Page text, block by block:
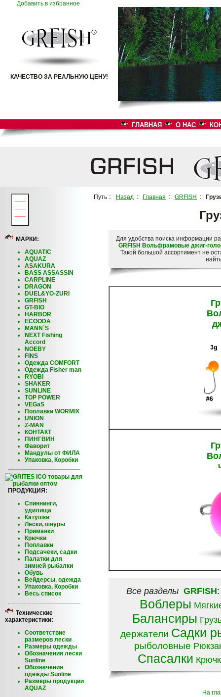
Добавить в избранное
КАЧЕСТВО ЗА РЕАЛЬНУЮ ЦЕНУ!
ГЛАВНАЯ О НАС
МАРКИ:
AQUATIC
AQUAZ
ASAKURA
BASS ASSASSIN
CARPLINE
DRAGON
DUEL&YO-ZURI
GRFISH
GT-BIO
HARBOR
ECOODA
MANN`S
NEXT Fishing
Accord
NOEBY
FINS
Одежда COMFORT
Одежда Fisher man
RYOBI
SHAKER
SUNLINE
TOP POWER
VEGaS
Поплавки WORMIX
UNION
Z-MAN
КОНТАКТ
ПИНГВИН
Фаворит
Мандулы от ФИЛА
Упаковка, Коробки
ПРОДУКЦИЯ:
Спиннинги,
удилища
Катушки
Лески, шнуры
Приманки
Крючки
Поплавки
Подсачеки, садки
Палатки для
зимней рыбалки
Обувь
Вейдерсы, одежда
Упаковка, Коробки
Весь список
Технические
характеристики:
Соответствие
размеров лески
Размеры одежды
Обозначения лески
Sunline
Обозначения
одежды Sunline
Размеры продукции
AQUAZ
Путь :: Назад :: Главная :: GRFISH ::
Для удобства поиска информации
GRFISH Вольфрамовые джиг-
Такой большой ассортимент не
Все разделы GRFISH
Воблеры
Балансиры
держатели Садки
рыболовные
Спасалки
На